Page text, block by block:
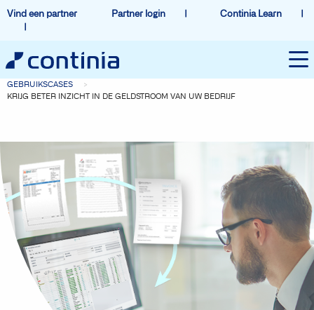
Vind een partner Partner login Continia Learn
GEBRUIKSCASES
KRIJG BETER INZICHT IN DE GELDSTROOM VAN UW BEDRIJF